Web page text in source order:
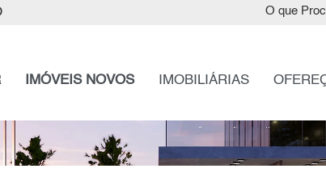
O que
IMÓVEIS NOVOS IMOBILIÁRIAS